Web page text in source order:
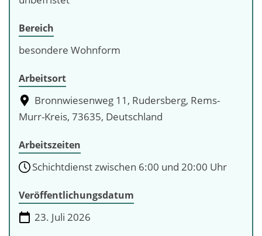
Bereich
besondere Wohnform
Arbeitsort
Bronnwiesenweg 11, Rudersberg, Rems-
Murr-Kreis, 73635, Deutschland
Arbeitszeiten
Schichtdienst zwischen 6:00 und 20:00 Uhr
Veröffentlichungsdatum
23. Juli 2026